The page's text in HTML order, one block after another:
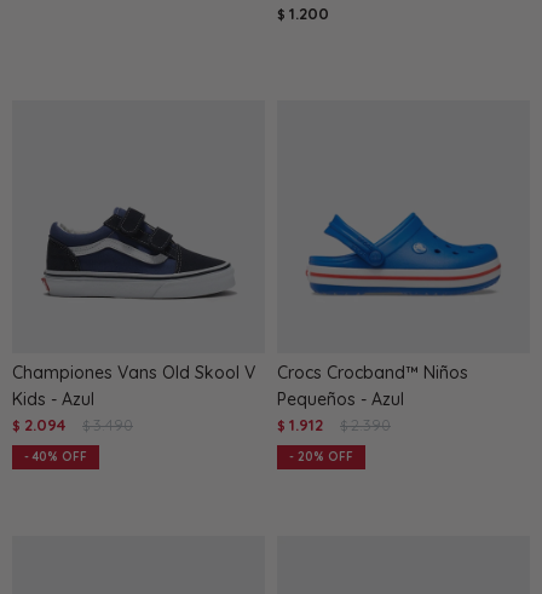
$ 1.200
Championes Vans Old Skool V
Kids - Azul
$ 2.094 $ 3.490
40
Crocs Crocband™ Niños
Pequeños - Azul
$ 1.912 $ 2.390
20